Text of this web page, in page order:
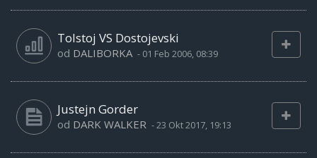
Tolstoj VS Dostojevski
od DALIBORKA - 01 Feb 2006, 08:39
Justejn Gorder
od DARK WALKER -23 Okt 2017, 19:13